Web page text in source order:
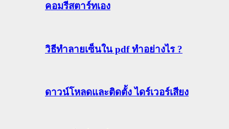
คอมรีสตาร์ทเอง
วิธีทําลายเซ็นใน pdf ทำอย่างไร ?
ดาวน์โหลดและติดตั้ง ไดร์เวอร์เสียง